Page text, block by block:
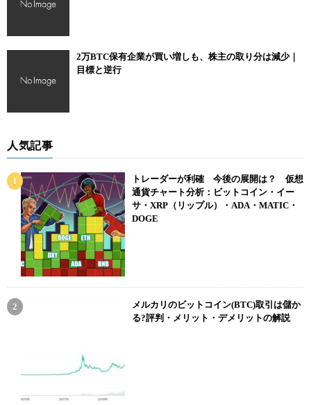
2万BTC保有企業が買い増しも、株主の取り分は減少｜
目標と逆行
人気記事
トレーダーが利確 今後の展開は？ 仮想
通貨チャート分析：ビットコイン・イー
サ・XRP（リップル）・ADA・MATIC・
DOGE
メルカリのビットコイン(BTC)取引は儲か
る?評判・メリット・デメリットの解説